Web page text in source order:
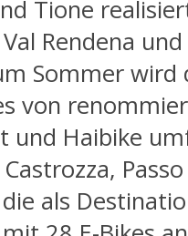
Tione
Rendena
Sommer wird
von
und Haibike
als